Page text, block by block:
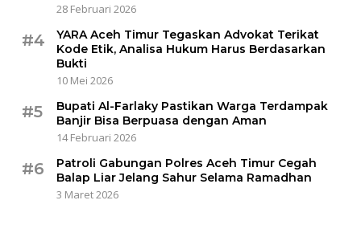
28 Februari 2026
#4
YARA Aceh Timur Tegaskan Advokat Terikat
Kode Etik, Analisa Hukum Harus Berdasarkan
Bukti
10 Mei 2026
#5
Bupati Al-Farlaky Pastikan Warga Terdampak
Banjir Bisa Berpuasa dengan Aman
14 Februari 2026
#6
Patroli Gabungan Polres Aceh Timur Cegah
Balap Liar Jelang Sahur Selama Ramadhan
3 Maret 2026